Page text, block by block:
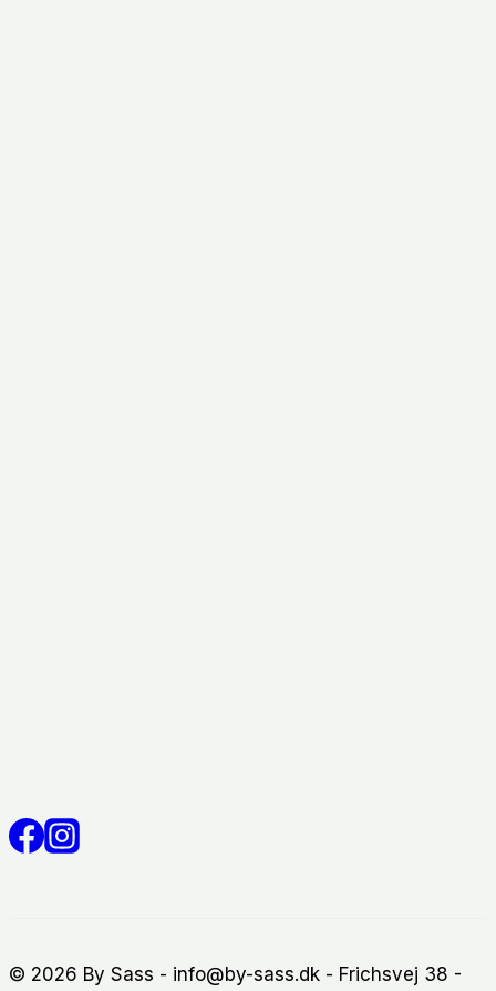
© 2026 By Sass - info@by-sass.dk - Frichsvej 38 -